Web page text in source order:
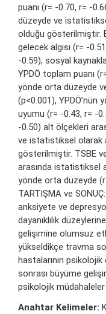
puanı (r= -0.70, r= -
düzeyde ve
olduğu gösterilmiştir.
gelecek algısı (r= -
-0.59), sosyal
YPDÖ toplam puanı
yönde orta düzeyde
(p<0.001), YPDÖ’nün
uyumu (r= -0.43, r= -
-0.50) alt ölçekleri
ve istatistiksel olarak
gösterilmiştir. TSBE
arasında istatistiksel
yönde orta düzeyde
TARTIŞMA ve
anksiyete ve
dayanıklılık
gelişimine olumsuz
yükseldikçe travma
hastalarının psikolojik
sonrası büyüme
psikolojik müdahaleler
Anahtar Kelimeler: